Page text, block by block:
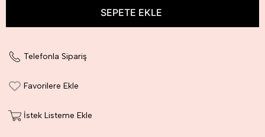
Telefonla Sipariş
Favorilere Ekle
İstek Listeme Ekle